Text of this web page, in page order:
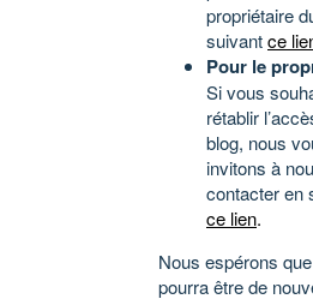
propriétaire
suivantce
Pour le
Si vous
rétablir
blog, nous
invitons à
contacter en
ce lien.
Nous espérons
pourra être de